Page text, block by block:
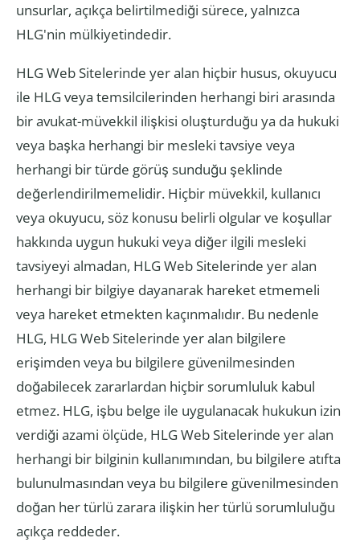
unsurlar, açıkça belirtilmediği sürece, yalnızca
HLG'nin mülkiyetindedir.
HLG Web Sitelerinde yer alan hiçbir husus, okuyucu
ile HLG veya temsilcilerinden herhangi biri arasında
bir avukat-müvekkil ilişkisi oluşturduğu ya da hukuki
veya başka herhangi bir mesleki tavsiye veya
herhangi bir türde görüş sunduğu şeklinde
değerlendirilmemelidir. Hiçbir müvekkil, kullanıcı
veya okuyucu, söz konusu belirli olgular ve koşullar
hakkında uygun hukuki veya diğer ilgili mesleki
tavsiyeyi almadan, HLG Web Sitelerinde yer alan
herhangi bir bilgiye dayanarak hareket etmemeli
veya hareket etmekten kaçınmalıdır. Bu nedenle
HLG, HLG Web Sitelerinde yer alan bilgilere
erişimden veya bu bilgilere güvenilmesinden
doğabilecek zararlardan hiçbir sorumluluk kabul
etmez. HLG, işbu belge ile uygulanacak hukukun izin
verdiği azami ölçüde, HLG Web Sitelerinde yer alan
herhangi bir bilginin kullanımından, bu bilgilere atıfta
bulunulmasından veya bu bilgilere güvenilmesinden
doğan her türlü zarara ilişkin her türlü sorumluluğu
açıkça reddeder.